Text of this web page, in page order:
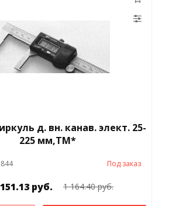
д. вн. канав. элект. 25-
225 мм,ТМ*
Под заказ
руб. 1 164.40 руб.